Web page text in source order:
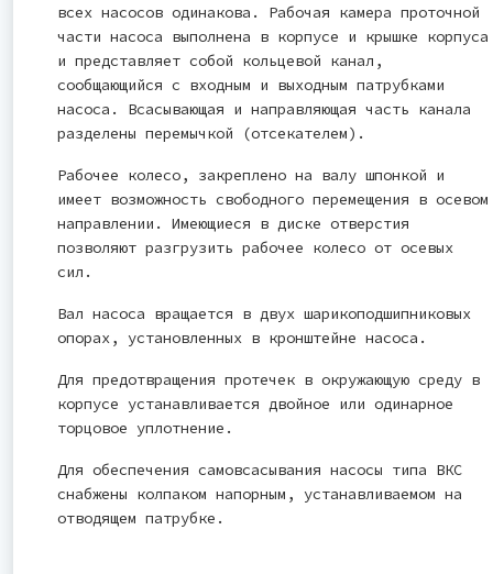
всех насосов одинакова. Рабочая камера проточной
части насоса выполнена в корпусе и крышке корпуса
и представляет собой кольцевой канал,
сообщающийся с входным и выходным патрубками
насоса. Всасывающая и направляющая часть канала
разделены перемычкой (отсекателем).
Рабочее колесо, закреплено на валу шпонкой и
имеет возможность свободного перемещения в осевом
направлении. Имеющиеся в диске отверстия
позволяют разгрузить рабочее колесо от осевых
сил.
Вал насоса вращается в двух шарикоподшипниковых
опорах, установленных в кронштейне насоса.
Для предотвращения протечек в окружающую среду в
корпусе устанавливается двойное или одинарное
торцовое уплотнение.
Для обеспечения самовсасывания насосы типа ВКС
снабжены колпаком напорным, устанавливаемом на
отводящем патрубке.